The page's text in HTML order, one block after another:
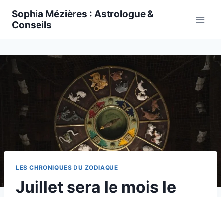
Sophia Mézières : Astrologue &
Conseils
LES CHRONIQUES DU ZODIAQUE
Juillet sera le mois le